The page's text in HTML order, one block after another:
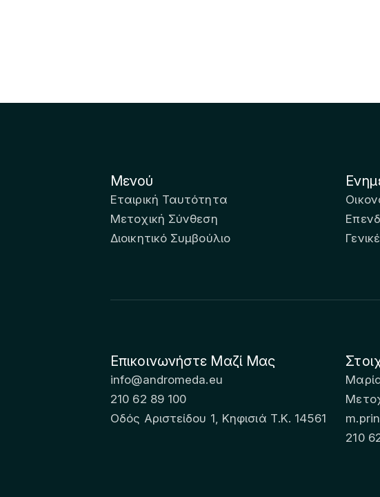
Μενού
Εταιρική Ταυτότητα
Μετοχική Σύνθεση
Διοικητικό Συμβούλιο
Επικοινωνήστε Μαζί Μας
info@andromeda.eu
210 62 89 100
Οδός Αριστείδου 1, Κηφισιά Τ.Κ. 14561
210